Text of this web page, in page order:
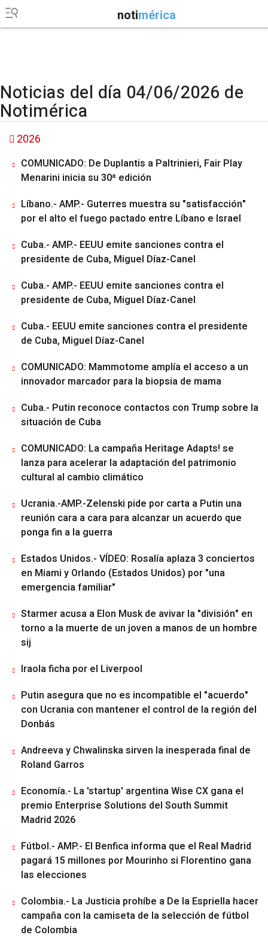
notimérica
Noticias del día 04/06/2026 de
Notimérica
2026
COMUNICADO: De Duplantis a Paltrinieri, Fair Play
Menarini inicia su 30ª edición
Líbano.- AMP.- Guterres muestra su "satisfacción"
por el alto el fuego pactado entre Líbano e Israel
Cuba.- AMP.- EEUU emite sanciones contra el
presidente de Cuba, Miguel Díaz-Canel
Cuba.- AMP.- EEUU emite sanciones contra el
presidente de Cuba, Miguel Díaz-Canel
Cuba.- EEUU emite sanciones contra el presidente
de Cuba, Miguel Díaz-Canel
COMUNICADO: Mammotome amplía el acceso a un
innovador marcador para la biopsia de mama
Cuba.- Putin reconoce contactos con Trump sobre la
situación de Cuba
COMUNICADO: La campaña Heritage Adapts! se
lanza para acelerar la adaptación del patrimonio
cultural al cambio climático
Ucrania.-AMP.-Zelenski pide por carta a Putin una
reunión cara a cara para alcanzar un acuerdo que
ponga fin a la guerra
Estados Unidos.- VÍDEO: Rosalía aplaza 3 conciertos
en Miami y Orlando (Estados Unidos) por "una
emergencia familiar"
Starmer acusa a Elon Musk de avivar la "división" en
torno a la muerte de un joven a manos de un hombre
sij
Iraola ficha por el Liverpool
Putin asegura que no es incompatible el "acuerdo"
con Ucrania con mantener el control de la región del
Donbás
Andreeva y Chwalinska sirven la inesperada final de
Roland Garros
Economía.- La 'startup' argentina Wise CX gana el
premio Enterprise Solutions del South Summit
Madrid 2026
Fútbol.- AMP.- El Benfica informa que el Real Madrid
pagará 15 millones por Mourinho si Florentino gana
las elecciones
Colombia.- La Justicia prohíbe a De la Espriella hacer
campaña con la camiseta de la selección de fútbol
de Colombia